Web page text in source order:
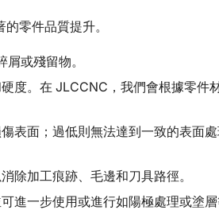
零件品質提升。
或殘留物。
度。在 JLCCNC，我們會根據零件
表面；過低則無法達到一致的表面
除加工痕跡、毛邊和刀具路徑。
進一步使用或進行如陽極處理或塗